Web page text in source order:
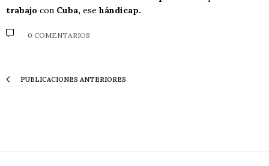
trabajo con Cuba, ese hándicap.
0 COMENTARIOS
PUBLICACIONES ANTERIORES